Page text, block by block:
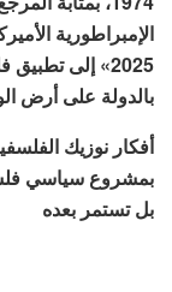
الإمبراطورية
2025» إلى
بالدولة على أرض
أفكار نوزيك
بمشروع سياسي
بل تستمر بعده